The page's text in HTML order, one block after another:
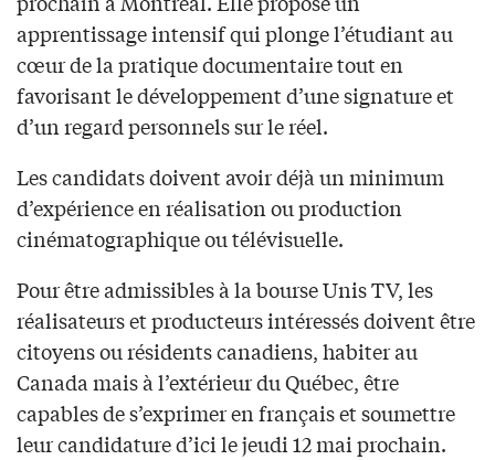
apprentissage intensif qui plonge l’étudiant au
cœur de la pratique documentaire tout en
favorisant le développement d’une signature et
d’un regard personnels sur le réel.
Les candidats doivent avoir déjà un minimum
d’expérience en réalisation ou production
cinématographique ou télévisuelle.
Pour être admissibles à la bourse Unis TV, les
réalisateurs et producteurs intéressés doivent être
citoyens ou résidents canadiens, habiter au
Canada mais à l’extérieur du Québec, être
capables de s’exprimer en français et soumettre
leur candidature d’ici le jeudi 12 mai prochain.